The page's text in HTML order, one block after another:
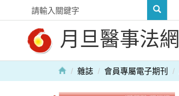
月旦醫事法網
雜誌 會員專屬電子期刊